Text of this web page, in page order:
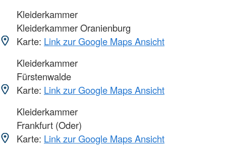
Kleiderkammer
Kleiderkammer Oranienburg
Karte: Link zur Google Maps Ansicht
Kleiderkammer
Fürstenwalde
Karte: Link zur Google Maps Ansicht
Kleiderkammer
Frankfurt (Oder)
Karte: Link zur Google Maps Ansicht